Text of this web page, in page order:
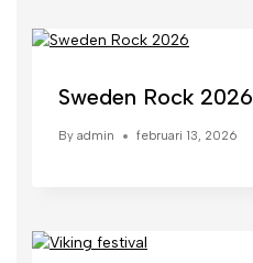
Sweden Rock 2026
By admin februari 13, 2026